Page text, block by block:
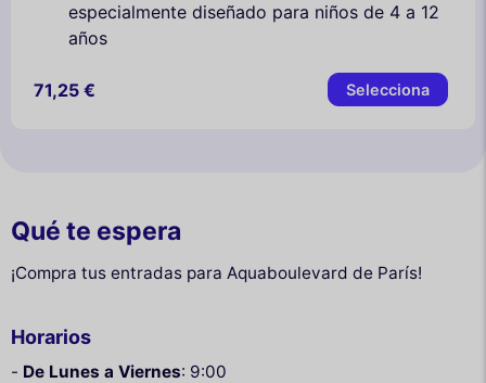
especialmente diseñado para niños de 4 a 12
años
71,25 € Selecciona
Qué te espera
¡Compra tus entradas para Aquaboulevard de París!
Horarios
- De Lunes a Viernes: 9:00